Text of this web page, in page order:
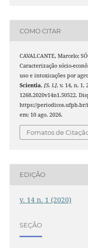
COMO CITAR
CAVALCANTE, Marcelo;
Caracterização sócio-
uso e intoxicações por
Scientia, [S. l.], v. 14, n. 1,
1268.2020v14n1.50522.
https://periodicos.ufpb.br/
em: 10 ago. 2026.
Fomatos de
EDIÇÃO
v. 14 n. 1 (2020)
SEÇÃO